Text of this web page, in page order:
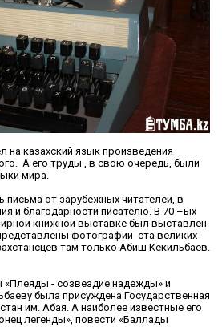
на казахский язык произведения
А его труды , в свою очередь, были
мира.
письма от зарубежных читателей, в
и благодарности писателю. В 70 –ых
книжной выставке был выставлен
фотографии ста великих
там только Абиш Кекильбаев.
«Плеяды - созвездие надежды» и
была присуждена Государственная
им. Абая. А наиболее известные его
легенды», повести «Баллады